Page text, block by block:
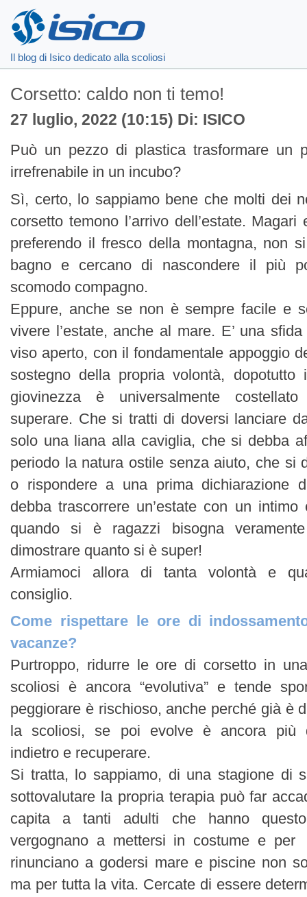
Il blog di Isico dedicato alla scoliosi
Corsetto: caldo non ti temo!
27 luglio, 2022 (10:15) Di: ISICO
Può un pezzo di plastica trasformare un
irrefrenabile in un incubo?
Sì, certo, lo sappiamo bene che molti dei
corsetto temono l’arrivo dell’estate.
preferendo il fresco della montagna, non
bagno e cercano di nascondere il più
scomodo compagno.
Eppure, anche se non è sempre facile e
vivere l’estate, anche al mare. E’ una
viso aperto, con il fondamentale appoggio
sostegno della propria volontà, dopotutto
giovinezza è universalmente
superare. Che si tratti di doversi lanciare
solo una liana alla caviglia, che si debba
periodo la natura ostile senza aiuto, che si
o rispondere a una prima dichiarazione
debba trascorrere un’estate con un intimo
quando si è ragazzi bisogna
dimostrare quanto si è super!
Armiamoci allora di tanta volontà e
consiglio.
Come rispettare le ore di
vacanze?
Purtroppo, ridurre le ore di corsetto in
scoliosi è ancora “evolutiva” e tende
peggiorare è rischioso, anche perché già è
la scoliosi, se poi evolve è ancora più
indietro e recuperare.
Si tratta, lo sappiamo, di una stagione di
sottovalutare la propria terapia può far
capita a tanti adulti che hanno
vergognano a mettersi in costume e per
rinunciano a godersi mare e piscine non
ma per tutta la vita. Cercate di essere